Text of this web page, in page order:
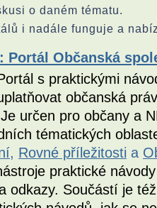
o daném tématu.
i nadále funguje a
Portál Občanská
s praktickými
občanská
určen pro občany a
tématických
, Rovné příležitosti a
praktické
odkazy. Součástí je